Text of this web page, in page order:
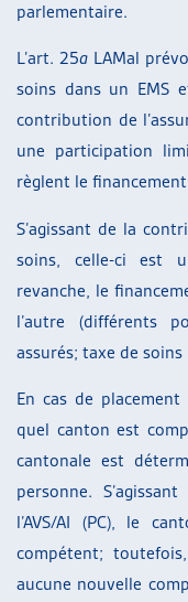
parlementaire.
L’art. 25a LAMal
soins dans un EMS
contribution de
une participation
règlent le
S’agissant de la
soins, celle-ci est
revanche, le
l’autre (différents
assurés; taxe de soins
En cas de
quel canton est
cantonale est
personne.
l’AVS/AI (PC), le
compétent;
aucune nouvelle